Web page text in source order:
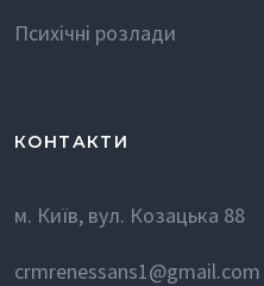
Психічні розлади
КОНТАКТИ
м. Київ, вул. Козацька 88
crmrenessans1@gmail.com